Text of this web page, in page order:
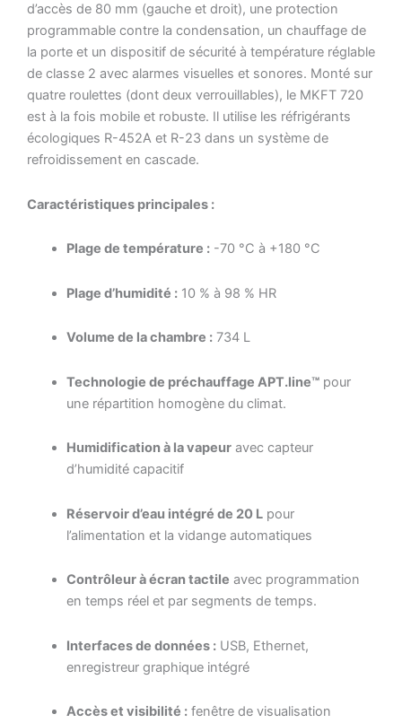
d’accès de 80 mm (gauche et droit), une protection
programmable contre la condensation, un chauffage de
la porte et un dispositif de sécurité à température réglable
de classe 2 avec alarmes visuelles et sonores. Monté sur
quatre roulettes (dont deux verrouillables), le MKFT 720
est à la fois mobile et robuste. Il utilise les réfrigérants
écologiques R-452A et R-23 dans un système de
refroidissement en cascade.
Caractéristiques principales :
Plage de température :-70 °C à +180 °C
Plage d’humidité :10 % à 98 % HR
Volume de la chambre :734 L
Technologie de préchauffage APT.line™pour
une répartition homogène du climat.
Humidification à la vapeuravec capteur
d’humidité capacitif
Réservoir d’eau intégré de 20 Lpour
l’alimentation et la vidange automatiques
Contrôleur à écran tactile avec programmation
en temps réel et par segments de temps.
Interfaces de données :USB, Ethernet,
enregistreur graphique intégré
Accès et visibilité :fenêtre de visualisation